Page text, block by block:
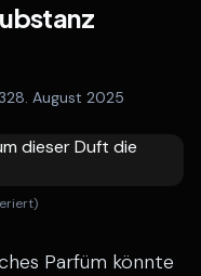
28. August 2025
Parfüm könnte